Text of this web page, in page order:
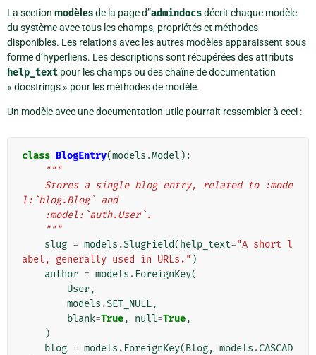
La section modèlesde la page d”admindocsdécrit chaque modèle
du système avec tous les champs, propriétés et méthodes
disponibles. Les relations avec les autres modèles apparaissent sous
forme d’hyperliens. Les descriptions sont récupérées des attributs
help_text pour les champs ou des chaîne de documentation
« docstrings » pour les méthodes de modèle.
Un modèle avec une documentation utile pourrait ressembler à ceci :
class BlogEntry(models .Model ):
"""
l:`blog.Blog` and
    :model:`auth.User`.
    """
slug = models .SlugField( help_text="A short l
abel, generally used in URLs." )
author = models . ForeignKey(
User,
models .SET_NULL,
blank=True, null=True,
)
blog = models . ForeignKey(Blog, models .CASCAD